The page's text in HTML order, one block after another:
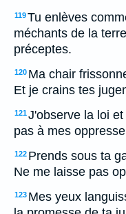
119Tu enlèves
méchants de la
préceptes.
120 Ma chair
Et je crains tes
121J'observe la loi
pas à mes
122 Prends sous ta
Ne me laisse pas
123 Mes yeux